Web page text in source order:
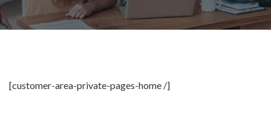
[customer-area-private-pages-home /]